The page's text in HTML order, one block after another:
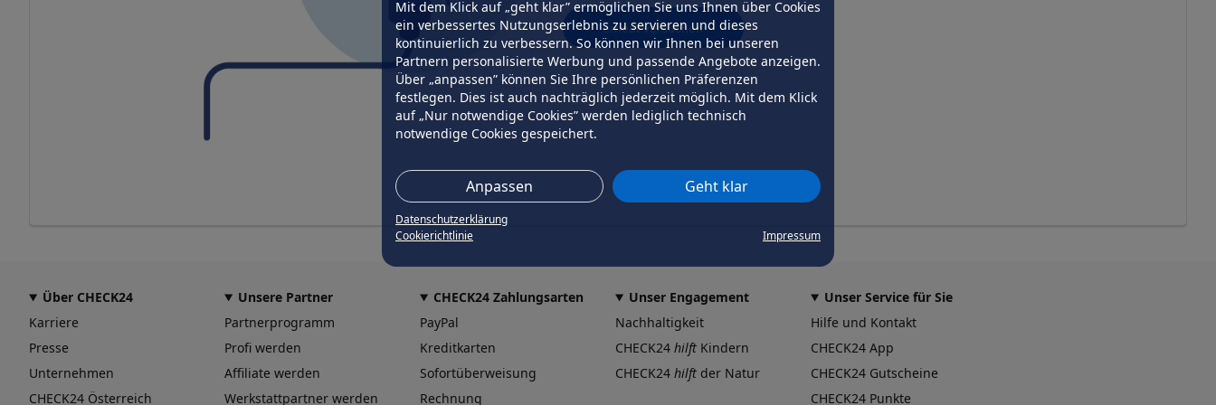
Mit dem Klick auf „geht klar” ermöglichen Sie uns Ihnen über Cookies
ein verbessertes Nutzungserlebnis zu servieren und dieses
kontinuierlich zu verbessern. So können wir Ihnen bei unseren
Partnern personalisierte Werbung und passende Angebote anzeigen.
Über „anpassen” können Sie Ihre persönlichen Präferenzen
festlegen. Dies ist auch nachträglich jederzeit möglich. Mit dem Klick
auf „Nur notwendige Cookies” werden lediglich technisch
notwendige Cookies gespeichert.
Anpassen Geht klar
Datenschutzerklärung
Cookierichtlinie
Impressum
erneut versuchen
Über CHECK24
Karriere
Presse
Unternehmen
CHECK24 Österreich
Unsere Partner
Partnerprogramm
Profi werden
Affiliate werden
Werkstattpartner werden
CHECK24 Zahlungsarten
PayPal
Kreditkarten
Sofortüberweisung
Rechnung
Unser Engagement
Nachhaltigkeit
CHECK24 hilft Kindern
CHECK24 hilft der Natur
Unser Service für Sie
Hilfe und Kontakt
CHECK24 App
CHECK24 Gutscheine
CHECK24 Punkte